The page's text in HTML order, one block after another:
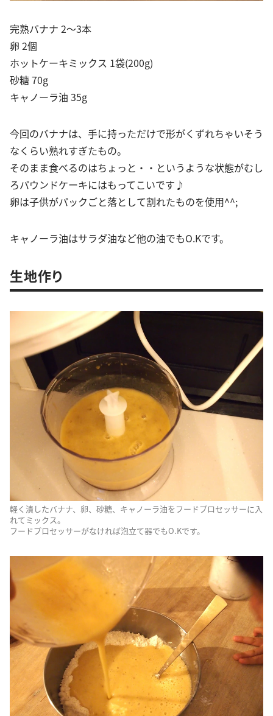
完熟バナナ 2〜3本
卵 2個
ホットケーキミックス 1袋(200g)
砂糖 70g
キャノーラ油 35g
今回のバナナは、手に持っただけで形がくずれちゃいそう
なくらい熟れすぎたもの。
そのまま食べるのはちょっと・・というような状態がむし
ろパウンドケーキにはもってこいです♪
卵は子供がパックごと落として割れたものを使用^^;
キャノーラ油はサラダ油など他の油でもO.Kです。
生地作り
軽く潰したバナナ、卵、砂糖、キャノーラ油をフードプロセッサーに入
れてミックス。
フードプロセッサーがなければ泡立て器でもO.Kです。